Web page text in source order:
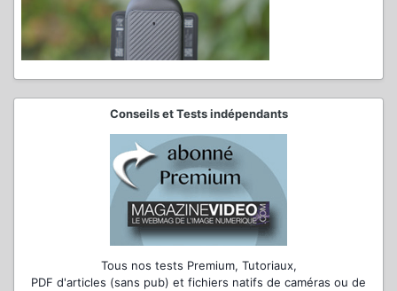
Conseils et Tests indépendants
Tous nos tests Premium, Tutoriaux,
PDF d'articles (sans pub) et fichiers natifs de caméras ou de